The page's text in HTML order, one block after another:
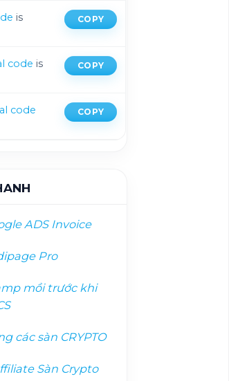
is
COPY
code is
COPY
code
COPY
ADS Invoice
Pro
mồi trước khi
các sàn CRYPTO
Sàn Crypto